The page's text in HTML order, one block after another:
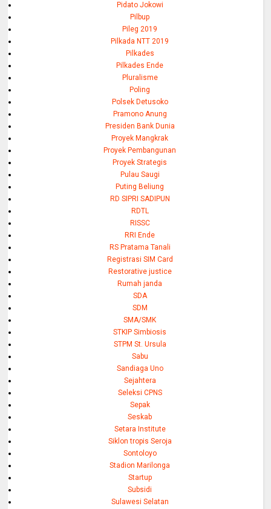
Pidato Jokowi
Pilbup
Pileg 2019
Pilkada NTT 2019
Pilkades
Pilkades Ende
Pluralisme
Poling
Polsek Detusoko
Pramono Anung
Presiden Bank Dunia
Proyek Mangkrak
Proyek Pembangunan
Proyek Strategis
Pulau Saugi
Puting Beliung
RD SIPRI SADIPUN
RDTL
RISSC
RRI Ende
RS Pratama Tanali
Registrasi SIM Card
Restorative justice
Rumah janda
SDA
SDM
SMA/SMK
STKIP Simbiosis
STPM St. Ursula
Sabu
Sandiaga Uno
Sejahtera
Seleksi CPNS
Sepak
Seskab
Setara Institute
Siklon tropis Seroja
Sontoloyo
Stadion Marilonga
Startup
Subsidi
Sulawesi Selatan